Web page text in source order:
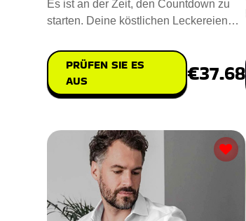
Es ist an der Zeit, den Countdown zu
starten. Deine köstlichen Leckereien
PRÜFEN SIE ES
AUS
€37.68